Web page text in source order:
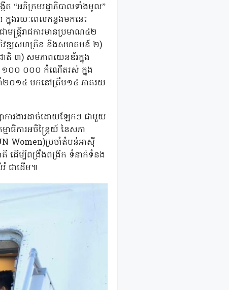
ើត “អភិក្រមរដ្ឋាភិបាលទាំងមូល”
ក្នុងរយៈពេលកន្លងមកនេះ
មន្ត្រីរាជការមានប្រមាណ៤២
អភិវឌ្ឍសហគ្រិន និងសហគមន៍ ២)
ាតិ ៣) សមភាពយេនឌ័រក្នុង
ង ១០០ ០០០ កំណើតរស់ ក្នុង
ាំ២០១៤ មកនៅត្រឹម១៤ ភាគរយ
ការងារដាច់ដោយឡែកៗ ជាមួយ
ធិការអចិន្រ្តៃយ៍ នៃសភា
Women)ប្រចាំតំបន់អាស៊ី
គី ដើម្បីពង្រឹងពង្រីក ទំនាក់ទំនង
ជាដើម៕